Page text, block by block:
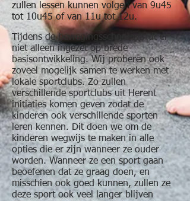
zullen lessen kunnen volgen van 9u45
tot 10u45 of van 11u tot 12u.
Tijdens de bewegingsschool wordt er
niet alleen ingezet op brede
basisontwikkeling. Wij proberen ook
zoveel mogelijk samen te werken met
lokale sportclubs. Zo zullen
verschillende sportclubs uit Herent
initiaties komen geven zodat de
kinderen ook verschillende sporten
leren kennen. Dit doen we om de
kinderen wegwijs te maken in alle
opties die er zijn wanneer ze ouder
worden. Wanneer ze een sport gaan
beoefenen dat ze graag doen, en
misschien ook goed kunnen, zullen ze
deze sport ook veel langer blijven